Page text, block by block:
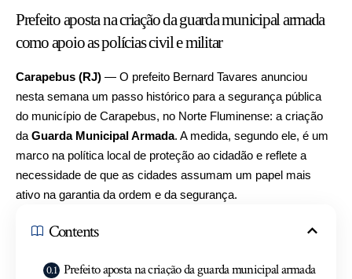
Prefeito aposta na criação da guarda municipal armada
como apoio as polícias civil e militar
Carapebus (RJ) — O prefeito Bernard Tavares anunciou
nesta semana um passo histórico para a segurança pública
do município de Carapebus, no Norte Fluminense: a criação
da Guarda Municipal Armada. A medida, segundo ele, é um
marco na política local de proteção ao cidadão e reflete a
necessidade de que as cidades assumam um papel mais
ativo na garantia da ordem e da segurança.
Contents
Prefeito aposta na criação da guarda municipal armada